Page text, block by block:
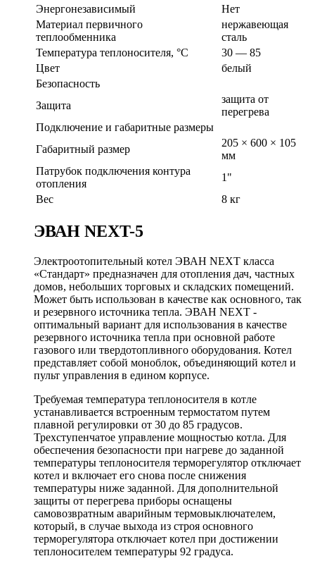
Энергонезависимый
Нет
Материал первичного
теплообменника
нержавеющая
сталь
Температура теплоносителя, °С
30 — 85
Цвет
белый
Безопасность
Защита
защита от
перегрева
Подключение и габаритные размеры
Габаритный размер
205 × 600 × 105
мм
Патрубок подключения контура
отопления
1"
Вес
8 кг
ЭВАН NEXT-5
Электроотопительный котел ЭВАН NEXT класса
«Стандарт» предназначен для отопления дач, частных
домов, небольших торговых и складских помещений.
Может быть использован в качестве как основного, так
и резервного источника тепла. ЭВАН NEXT -
оптимальный вариант для использования в качестве
резервного источника тепла при основной работе
газового или твердотопливного оборудования. Котел
представляет собой моноблок, объединяющий котел и
пульт управления в едином корпусе.
Требуемая температура теплоносителя в котле
устанавливается встроенным термостатом путем
плавной регулировки от 30 до 85 градусов.
Трехступенчатое управление мощностью котла. Для
обеспечения безопасности при нагреве до заданной
температуры теплоносителя терморегулятор отключает
котел и включает его снова после снижения
температуры ниже заданной. Для дополнительной
защиты от перегрева приборы оснащены
самовозвратным аварийным термовыключателем,
который, в случае выхода из строя основного
терморегулятора отключает котел при достижении
теплоносителем температуры 92 градуса.